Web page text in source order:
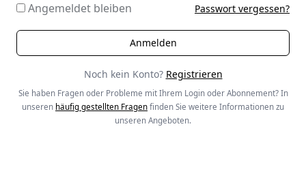
Angemeldet bleiben Passwort vergessen?
Noch kein Konto? Registrieren
Sie haben Fragen oder Probleme mit Ihrem Login oder Abonnement? In
unseren häufig gestellten Fragen finden Sie weitere Informationen zu
unseren Angeboten.